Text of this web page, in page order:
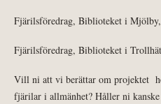
Fjärilsföredrag, Biblioteket i
Fjärilsföredrag, Biblioteket i
Vill ni att vi berättar om projektet
fjärilar i allmänhet? Håller ni